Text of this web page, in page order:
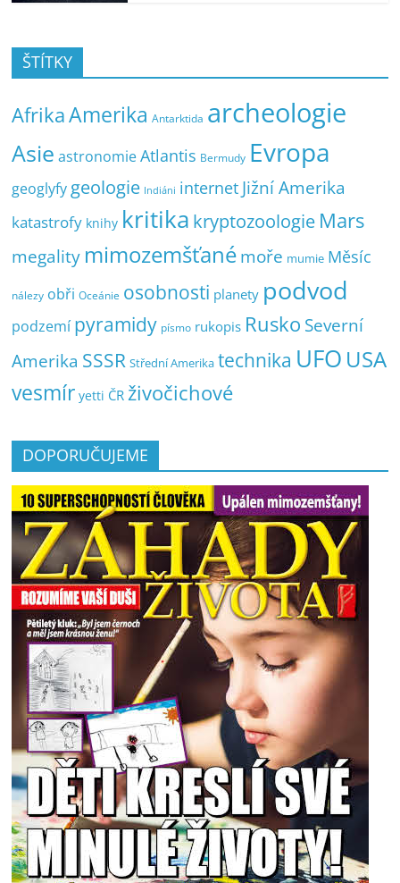
ŠTÍTKY
AfrikaAmerika Antarktida archeologie
Asie astronomie Atlantis Bermudy Evropa
geoglyfy geologie Indiáni internet Jižní Amerika
katastrofy knihy kritika kryptozoologie Mars
megality mimozemšťanémoře mumie Měsíc
nálezy obři Oceánie osobnosti planety podvod
podzemí pyramidy písmo rukopis Rusko Severní
Amerika SSSR Střední Amerika technika UFO USA
vesmír yetti ČR živočichové
DOPORUČUJEME